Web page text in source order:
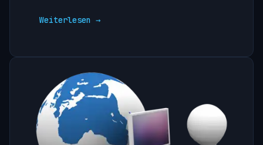
Weiterlesen →